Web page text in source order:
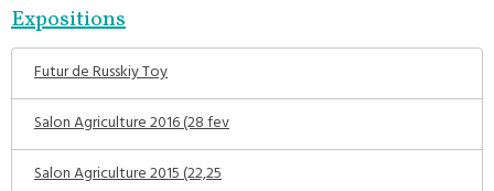
Expositions
Futur de Russkiy Toy
Salon Agriculture 2016 (28 fev
Salon Agriculture 2015 (22,25